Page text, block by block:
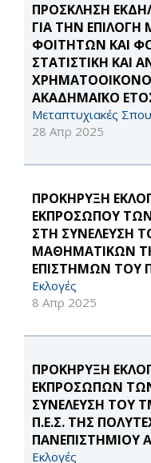
ΠΡΟΣΚΛΗΣΗ
ΓΙΑ ΤΗΝ
ΦΟΙΤΗΤΩΝ ΚΑΙ
ΣΤΑΤΙΣΤΙΚΗ ΚΑΙ
ΑΚΑΔΗΜΑΪΚΟ
Μεταπτυχιακές
28 Απρ 2025
ΠΡΟΚΗΡΥΞΗ
ΕΚΠΡΟΣΩΠΟΥ ΤΩΝ
ΣΤΗ ΣΥΝΕΛΕΥΣΗ
ΜΑΘΗΜΑΤΙΚΩΝ
ΕΠΙΣΤΗΜΩΝ ΤΟΥ
Εκλογές
8 Απρ 2025
ΠΡΟΚΗΡΥΞΗ
ΕΚΠΡΟΣΩΠΩΝ
ΣΥΝΕΛΕΥΣΗ ΤΟΥ
Π.Ε.Σ. ΤΗΣ
ΠΑΝΕΠΙΣΤΗΜΙΟΥ
Εκλογές